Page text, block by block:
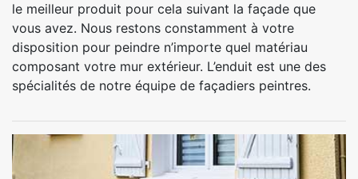
le meilleur produit pour cela suivant la façade que
vous avez. Nous restons constamment à votre
disposition pour peindre n’importe quel matériau
composant votre mur extérieur. L’enduit est une des
spécialités de notre équipe de façadiers peintres.